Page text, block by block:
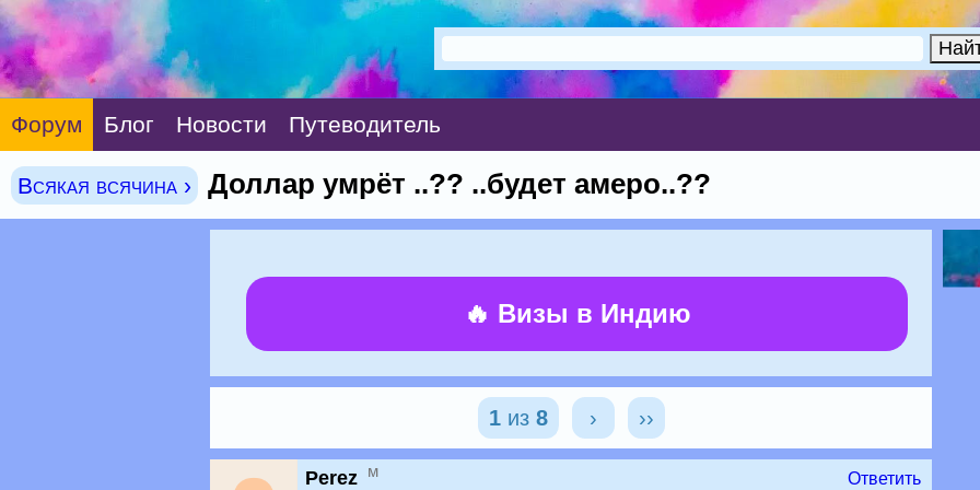
Форум Блог Новости Путеводитель
Всякая всячина › Доллар умрёт ..?? ..будет амеро..??
🔥 Визы в Индию
1из 8 › ››
Perez м Ответить